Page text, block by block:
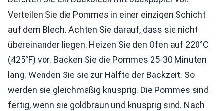
Verteilen Sie die Pommes in einer einzigen Schicht
auf dem Blech. Achten Sie darauf, dass sie nicht
übereinander liegen. Heizen Sie den Ofen auf 220°C
(425°F) vor. Backen Sie die Pommes 25-30 Minuten
lang. Wenden Sie sie zur Hälfte der Backzeit. So
werden sie gleichmäßig knusprig. Die Pommes sind
fertig, wenn sie goldbraun und knusprig sind. Nach